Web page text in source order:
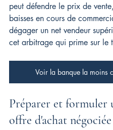
peut défendre le prix de
baisses en cours de
dégager un net vendeur
cet arbitrage qui prime sur le
Voir la banque la moins
Préparer et formuler
offre d'achat négociée